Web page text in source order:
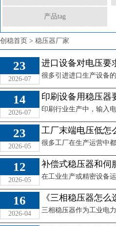
产品tag
创稳首页 > 稳压器厂家
23
2026-07
进口设备对电压要
14
2026-07
印刷设备用稳压器
23
2026-05
工厂末端电压低怎
12
2026-05
补偿式稳压器和伺
16
2026-04
《三相稳压器怎么